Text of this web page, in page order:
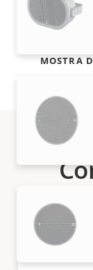
MOSTRA
Le soluzioni
e installati